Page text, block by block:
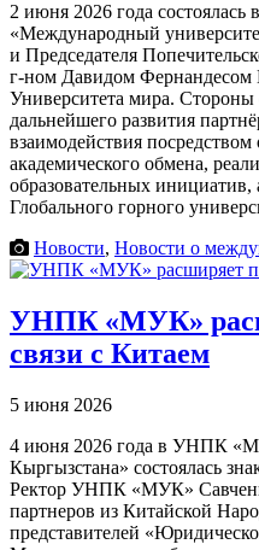
2 июня 2026 года
«Международный
и Председателя
г-ном Давидом
Университета мира.
дальнейшего развития
взаимодействия посредством
академического обмена,
образовательных инициатив,
Глобального горного
Новости, Новости о
УНПК «МУК»
связи с Китаем
5 июня 2026
4 июня 2026 года в УНПК
Кыргызстана» состоялась
Ректор УНПК «МУК»
партнеров из Китайской
представителей